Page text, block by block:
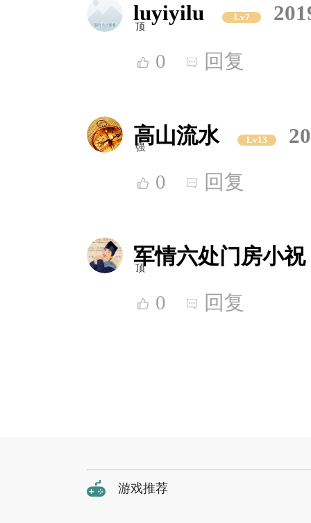
luyiyilu Lv7
顶
0 回复
高山流水 Lv13
强
0 回复
军情六处门房小祝
顶
0 回复
游戏推荐